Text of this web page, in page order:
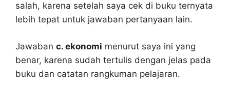
salah, karena setelah saya cek di buku ternyata
lebih tepat untuk jawaban pertanyaan lain.
Jawaban c. ekonomi menurut saya ini yang
benar, karena sudah tertulis dengan jelas pada
buku dan catatan rangkuman pelajaran.